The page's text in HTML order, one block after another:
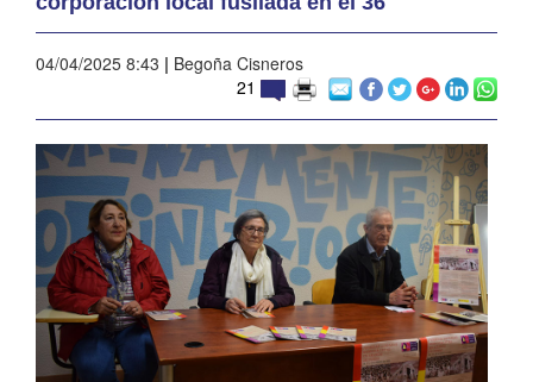
04/04/2025 8:43 | Begoña Cisneros
21